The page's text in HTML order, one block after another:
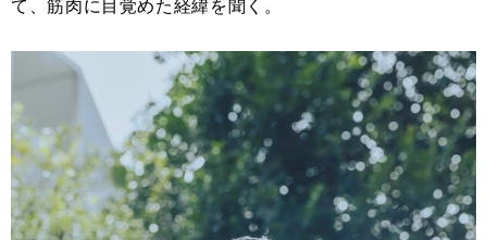
て、筋肉に目覚めた経緯を聞く。